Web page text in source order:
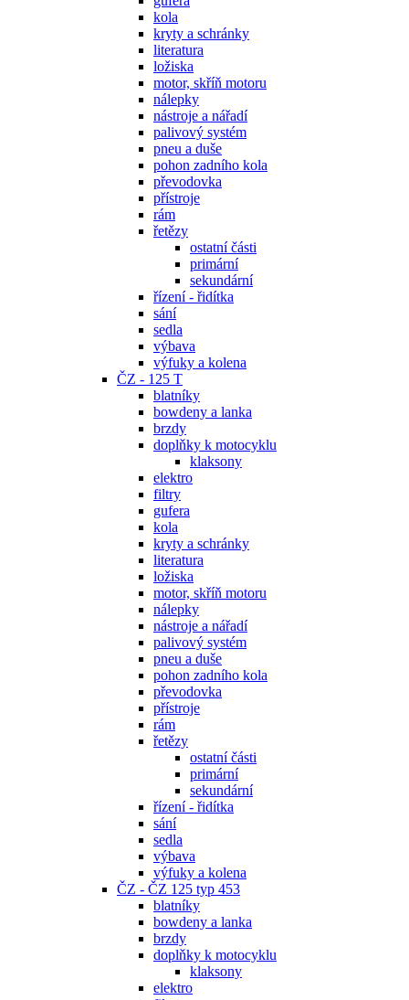
kola
kryty a schránky
literatura
ložiska
motor, skříň motoru
nálepky
nástroje a nářadí
palivový systém
pneu a duše
pohon zadního kola
převodovka
přístroje
rám
řetězy
ostatní části
primární
sekundární
řízení - řidítka
sání
sedla
výbava
výfuky a kolena
ČZ - 125 T
blatníky
bowdeny a lanka
brzdy
doplňky k motocyklu
klaksony
elektro
filtry
gufera
kola
kryty a schránky
literatura
ložiska
motor, skříň motoru
nálepky
nástroje a nářadí
palivový systém
pneu a duše
pohon zadního kola
převodovka
přístroje
rám
řetězy
ostatní části
primární
sekundární
řízení - řidítka
sání
sedla
výbava
výfuky a kolena
ČZ - ČZ 125 typ 453
blatníky
bowdeny a lanka
brzdy
doplňky k motocyklu
klaksony
elektro